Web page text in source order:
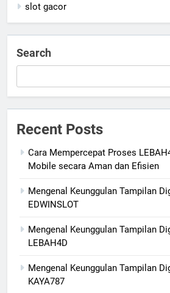
slot gacor
Search
Recent Posts
Cara Mempercepat Proses
Mobile secara Aman dan Efisien
Mengenal Keunggulan Tampilan
EDWINSLOT
Mengenal Keunggulan Tampilan
LEBAH4D
Mengenal Keunggulan Tampilan
KAYA787